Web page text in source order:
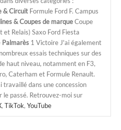
& Circuit Formule Ford F. Campus
& Coupes de marqueCoupe
et Relais) Saxo Ford Fiesta
Palmarès 1 Victoire J'ai également
essais techniques sur des
haut niveau, notamment en F3,
Caterham et Formule Renault.
travaillé dans une concession
le passé. Retrouvez-moi sur
, TikTok, YouTube